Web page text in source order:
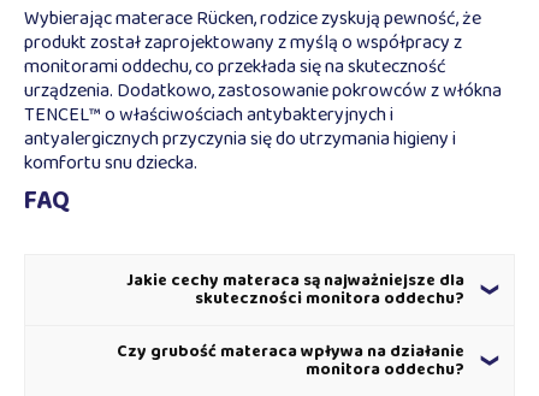
Wybierając materace Rücken, rodzice zyskują pewność, że
produkt został zaprojektowany z myślą o współpracy z
monitorami oddechu, co przekłada się na skuteczność
urządzenia. Dodatkowo, zastosowanie pokrowców z włókna
TENCEL™ o właściwościach antybakteryjnych i
antyalergicznych przyczynia się do utrzymania higieny i
komfortu snu dziecka.
FAQ
Jakie cechy materaca są najważniejsze dla
skuteczności monitora oddechu?
Aby monitor oddechu działał prawidłowo, materac
powinien mieć odpowiednią twardość, zapewniając
stabilne podparcie. Ważna jest także dobra wentylacja,
Czy grubość materaca wpływa na działanie
monitora oddechu?